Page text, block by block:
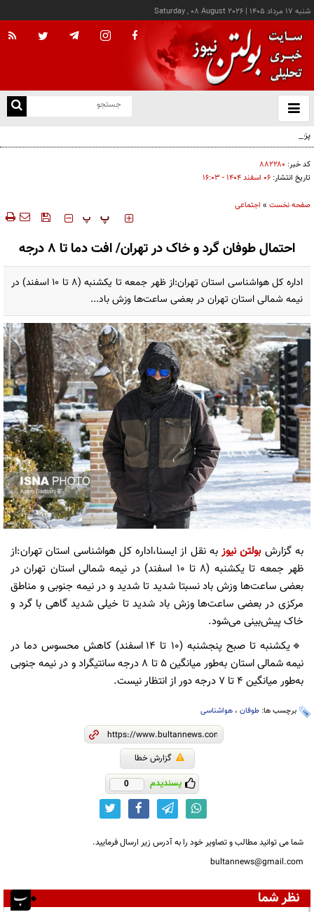
شنبه ۱۷ مرداد ۱۴۰۵ |
Saturday , 08 August 2026
باز
و
پزشکیان: خدمت بی‌منت و مشارکت مردمی، پایه حل مشکلات کشور است
کد خبر: ۸۸۲۲۸۰
تاریخ انتشار: ۰۶ اسفند ۱۴۰۴ - ۱۶:۰۳
صفحه نخست » اجتماعی
‍‍‍ پ پ
احتمال طوفان گرد و خاک در تهران/ افت دما تا ۸ درجه
اداره کل هواشناسی استان تهران:از ظهر جمعه تا یکشنبه (۸ تا ۱۰ اسفند) در
نیمه شمالی استان تهران در بعضی ساعت‌ها وزش باد...
به گزارشبولتن نیوزبه نقل از ایسنا،اداره کل هواشناسی استان تهران:از
ظهر جمعه تا یکشنبه (۸ تا ۱۰ اسفند) در نیمه شمالی استان تهران در
بعضی ساعت‌ها وزش باد نسبتا شدید تا شدید و در نیمه جنوبی و مناطق
مرکزی در بعضی ساعت‌ها وزش باد شدید تا خیلی شدید گاهی با گرد و
خاک پیش‌بینی می‌شود.
🔹یکشنبه تا صبح پنجشنبه (۱۰ تا ۱۴ اسفند) کاهش محسوس دما در
نیمه شمالی استان به‌طور میانگین ۵ تا ۸ درجه سانتیگراد و در نیمه جنوبی
به‌طور میانگین ۴ تا ۷ درجه دور از انتظار نیست.
برچسب ها: طوفان ، هواشناسی
گزارش خطا
پسندیدم 0
شما می توانید مطالب و تصاویر خود را به آدرس زیر ارسال فرمایید.
bultannews@gmail.com
نظر شما